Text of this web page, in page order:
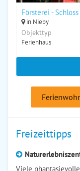
Försterei -
in Nieby
Objekttyp
Ferienhaus
Freizeittipps
Viele